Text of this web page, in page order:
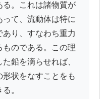
る。これは諸物質が
て、流動体は特に
り、すなわち重力
ものである。この理
鉛を滴らせれば、
状をなすことをも
。